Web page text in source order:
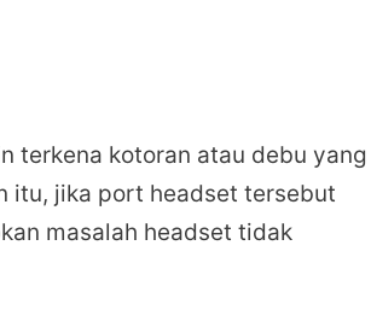
terkena kotoran atau debu yang
itu, jika port headset tersebut
masalah headset tidak